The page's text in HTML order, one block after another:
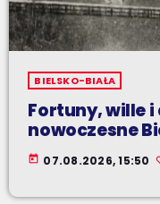
BIELSKO-BIAŁA
Fortuny, wille i
nowoczesne
today 07.08.2026, 15:50